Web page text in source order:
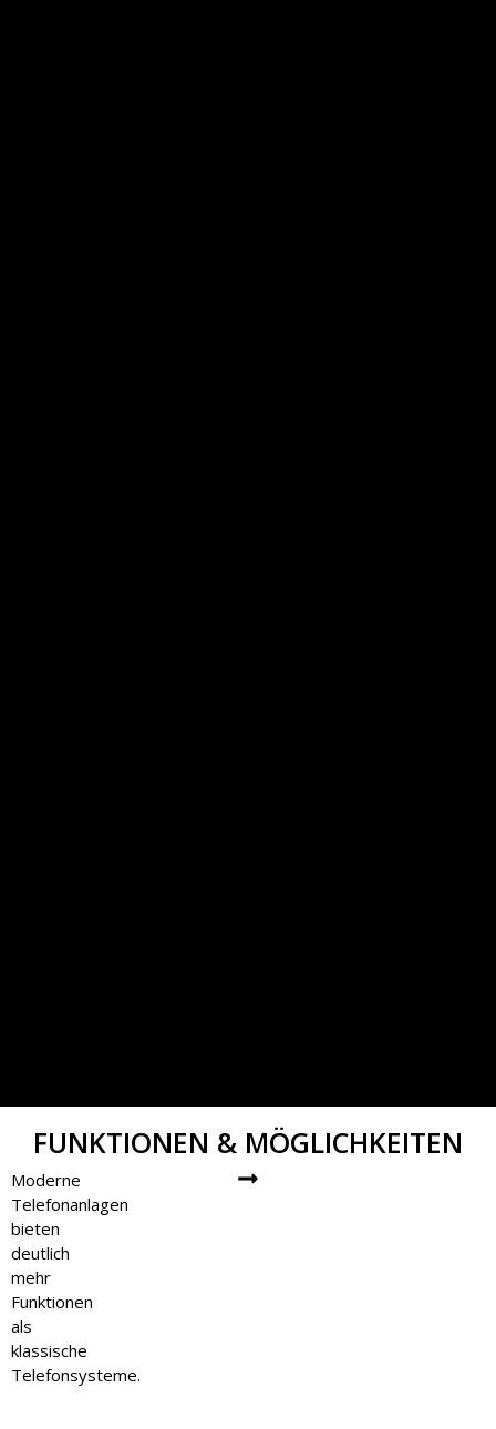
FUNKTIONEN & MÖGLICHKEITEN
Moderne
Telefonanlagen
bieten
deutlich
mehr
Funktionen
als
klassische
Telefonsysteme.